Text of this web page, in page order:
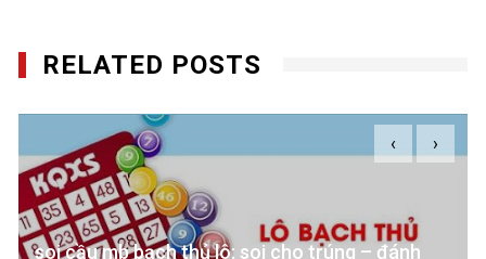
RELATED POSTS
soi cầu mb bạch thủ lô: soi cho trúng – đánh
‹ ›